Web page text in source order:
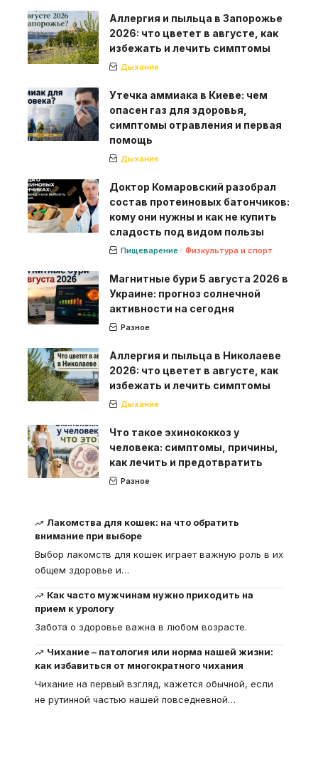
Аллергия и пыльца в Запорожье
2026: что цветет в августе, как
избежать и лечить симптомы
Дыхание
Утечка аммиака в Киеве: чем
опасен газ для здоровья,
симптомы отравления и первая
помощь
Дыхание
Доктор Комаровский разобрал
состав протеиновых батончиков:
кому они нужны и как не купить
сладость под видом пользы
Пищеварение Физкультура и спорт
Магнитные бури 5 августа 2026 в
Украине: прогноз солнечной
активности на сегодня
Разное
Аллергия и пыльца в Николаеве
2026: что цветет в августе, как
избежать и лечить симптомы
Дыхание
Что такое эхинококкоз у
человека: симптомы, причины,
как лечить и предотвратить
Разное
Лакомства для кошек: на что обратить
внимание при выборе
Выбор лакомств для кошек играет важную роль в их
общем здоровье и…
Как часто мужчинам нужно приходить на
прием к урологу
Забота о здоровье важна в любом возрасте.
Чихание – патология или норма нашей жизни:
как избавиться от многократного чихания
Чихание на первый взгляд, кажется обычной, если
не рутинной частью нашей повседневной…